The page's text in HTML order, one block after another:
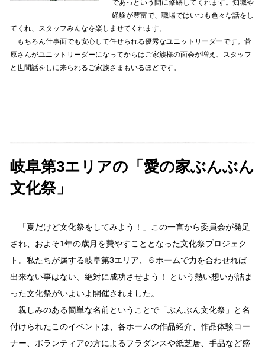
であっという間に修繕してくれます。知識や
経験が豊富で、職場ではいつも色々な話をし
てくれ、スタッフみんなを楽しませてくれます。
もちろん仕事面でも安心して任せられる優秀なユニットリーダーです。菅
原さんがユニットリーダーになってからはご家族様の面会が増え、スタッフ
と世間話をしに来られるご家族さまもいるほどです。
岐阜第3エリアの「愛の家ぶんぶん
文化祭」
「夏だけど文化祭をしてみよう！」この一言から委員会が発足
され、およそ1年の歳月を費やすこととなった文化祭プロジェク
ト。私たちが属する岐阜第3エリア、６ホームで力を合わせれば
出来ない事はない、絶対に成功させよう！ という熱い想いが詰ま
った文化祭がいよいよ開催されました。
親しみのある簡単な名前ということで「ぶんぶん文化祭」と名
付けられたこのイベントは、各ホームの作品紹介、作品体験コー
ナー、ボランティアの方によるフラダンスや紙芝居、手品など盛